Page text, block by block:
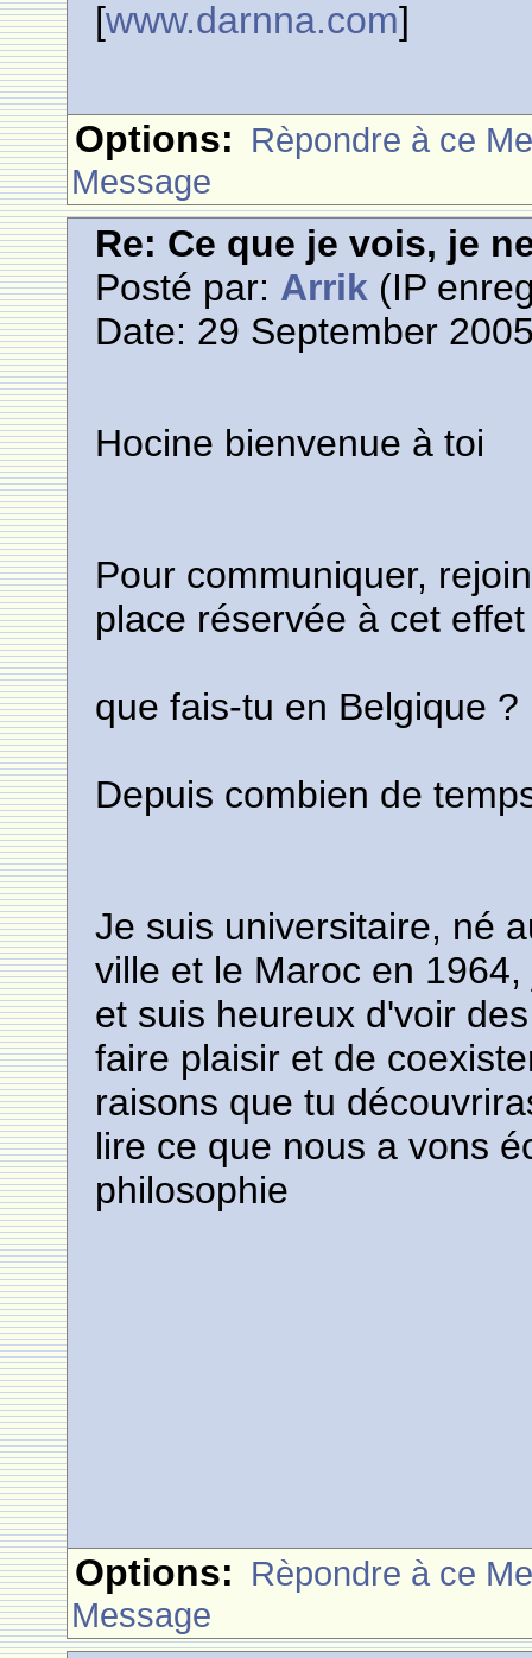
[www.darnna.com]
Options: Rèpondre à ce
Message
Re: Ce que je vois, je
Posté par: Arrik (IP
Date: 29 September
Hocine bienvenue à toi
Pour communiquer,
place réservée à cet effet
que fais-tu en Belgique ?
Depuis combien de
Je suis universitaire, né
ville et le Maroc en
et suis heureux d'voir
faire plaisir et de
raisons que tu
lire ce que nous a vons
philosophie
Options: Rèpondre à ce
Message